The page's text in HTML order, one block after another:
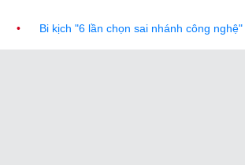
sai nhánh công nghệ" của Nhật Bản và